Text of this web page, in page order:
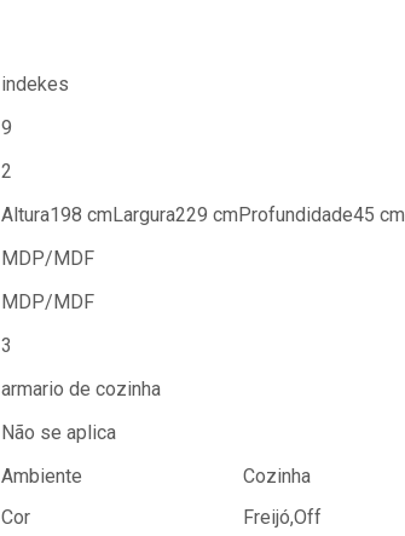
indekes
9
2
Altura198 cmLargura229 cmProfundidade45 cm
MDP/MDF
MDP/MDF
3
armario de cozinha
Não se aplica
Ambiente
Cozinha
Cor
Freijó,Off